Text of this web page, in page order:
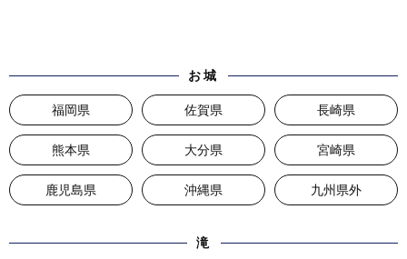
お城
福岡県 佐賀県 長崎県
熊本県 大分県 宮崎県
鹿児島県 沖縄県 九州県外
滝